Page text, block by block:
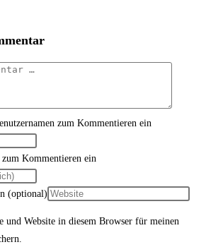
zum Kommentieren ein
Kommentieren ein
(optional)
und Website in diesem Browser für meinen